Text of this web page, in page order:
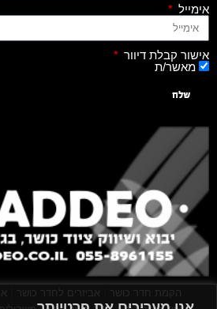
אימייל
אישור קבלת דיוור
מאשר/ת
שלח
הקמת חדר כושר אביזרים לחדר כושר